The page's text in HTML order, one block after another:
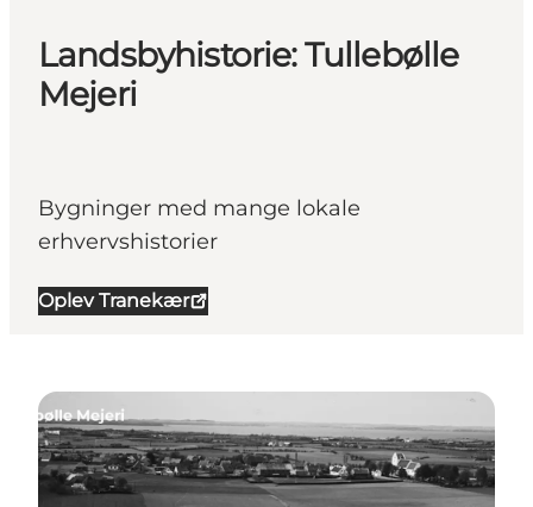
Landsbyhistorie: Tullebølle
Mejeri
Bygninger med mange lokale
erhvervshistorier
Oplev Tranekær